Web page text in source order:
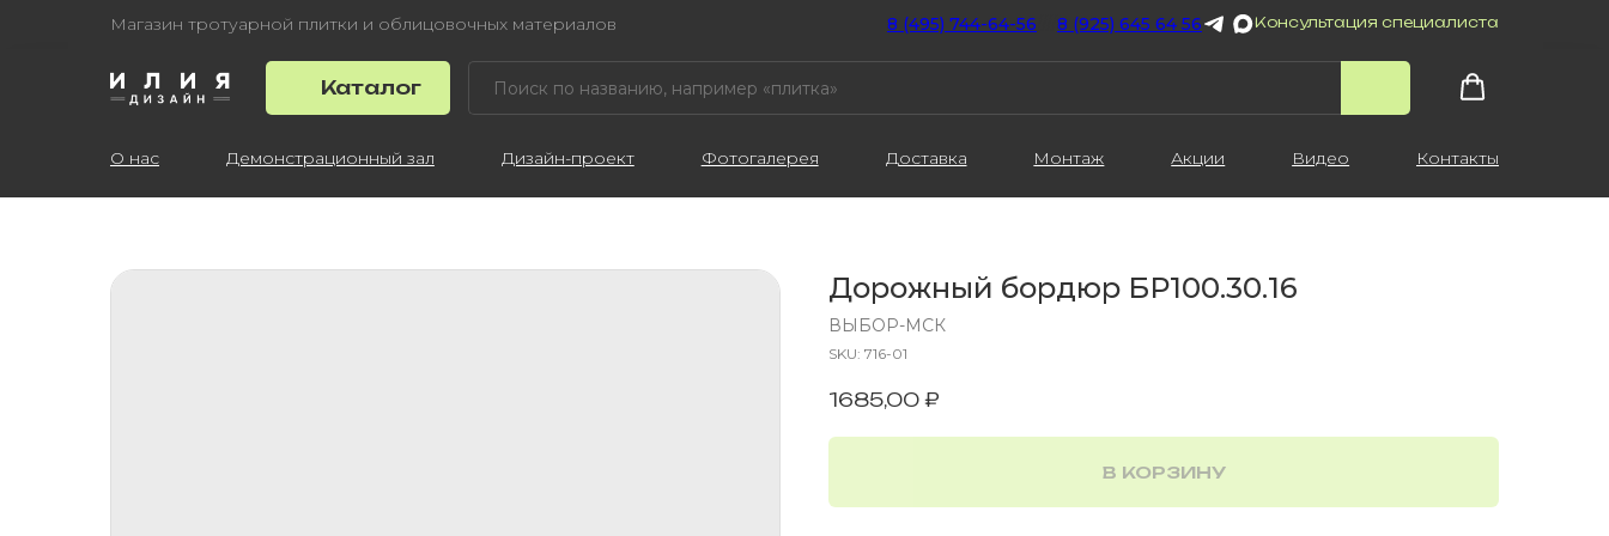
Магазин тротуарной плитки и облицовочных материалов 8 (495) 744-64-56 8 (925) 645 64 56 Консультация специалиста
Каталог
О нас Демонстрационный зал Дизайн-проект Фотогалерея Доставка Монтаж Акции Видео Контакты
Дорожный бордюр БР100.30.16
ВЫБОР-МСК
SKU: 716-01
1685,00 ₽
В КОРЗИНУ